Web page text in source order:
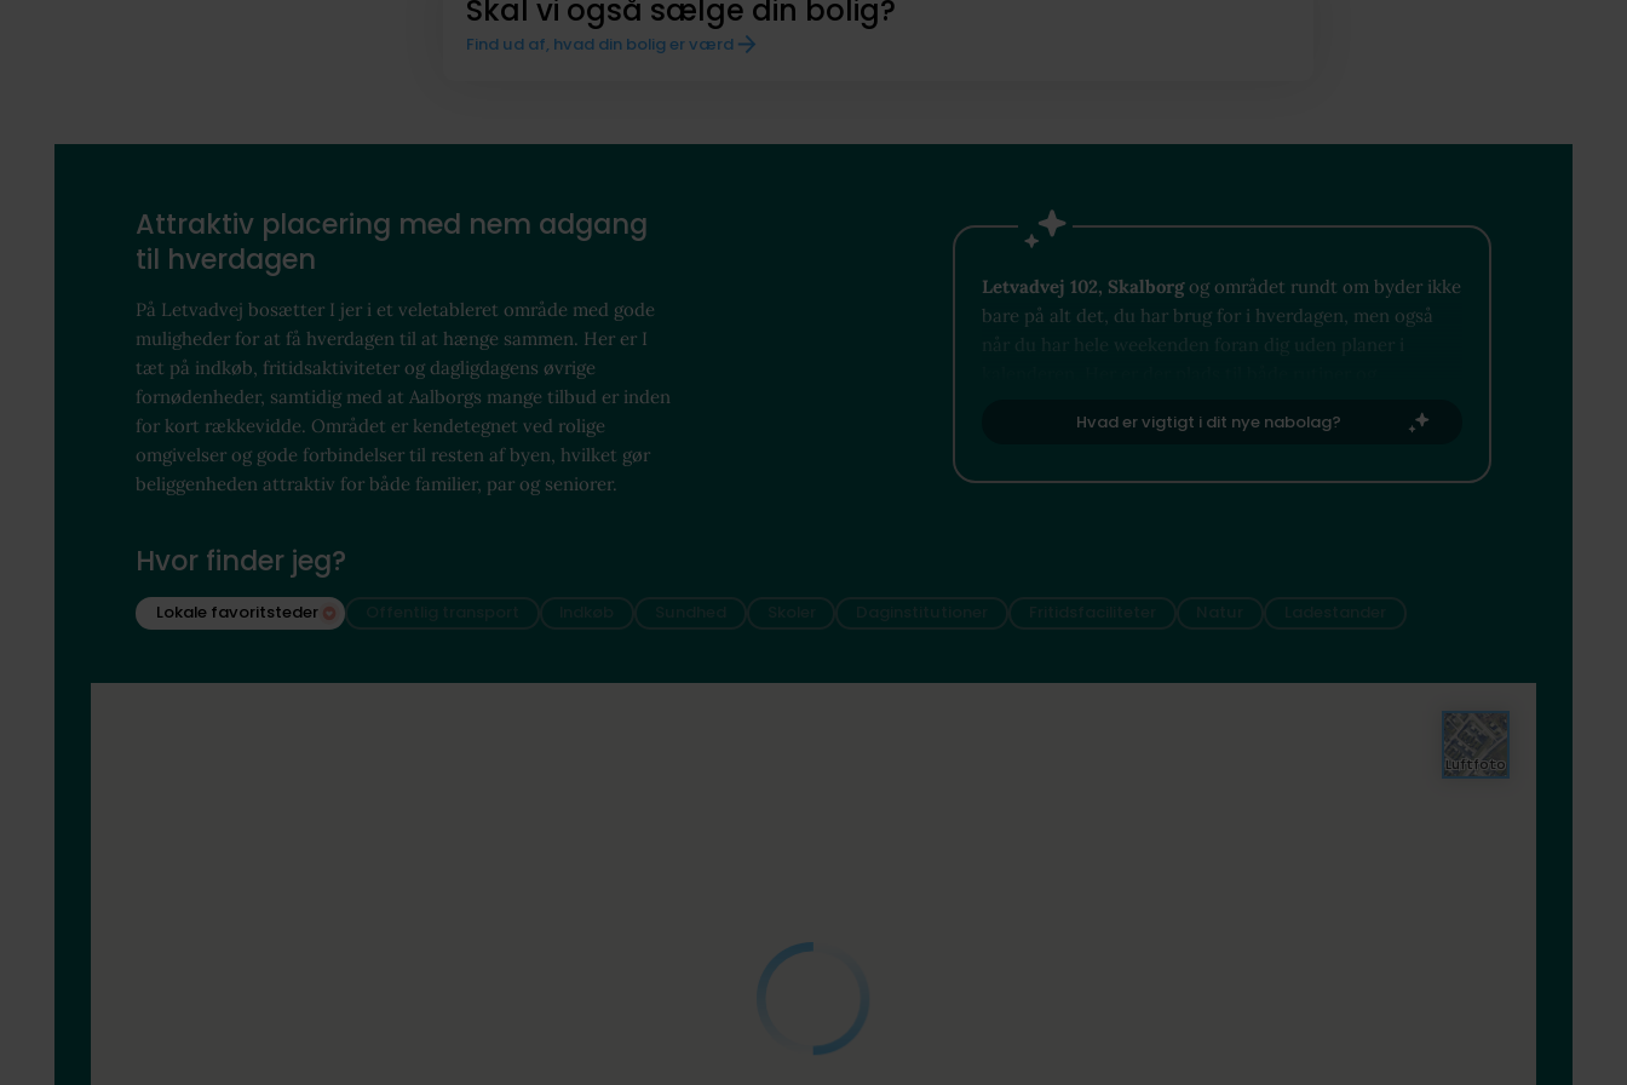
Skal vi også sælge din bolig?
Find ud af, hvad din bolig er værd
Attraktiv placering med nem adgang
til hverdagen
På Letvadvej bosætter I jer i et veletableret område med gode
muligheder for at få hverdagen til at hænge sammen. Her er I
tæt på indkøb, fritidsaktiviteter og dagligdagens øvrige
fornødenheder, samtidig med at Aalborgs mange tilbud er inden
for kort rækkevidde. Området er kendetegnet ved rolige
omgivelser og gode forbindelser til resten af byen, hvilket gør
beliggenheden attraktiv for både familier, par og seniorer.
Letvadvej 102, Skalborgog området rundt om byder ikke
bare på alt det, du har brug for i hverdagen, men også
når du har hele weekenden foran dig uden planer i
til små lokale perler, der venter på at blive opdaget.
stemningen, finder du det lige uden for din dør.​​
Hvad er vigtigt i dit nye nabolag?
Hvor finder jeg?
Lokale favoritsteder
Luftfoto